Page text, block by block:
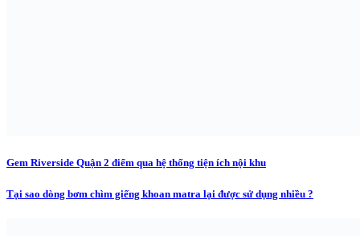
Gem Riverside Quận 2 điểm qua hệ thống tiện ích nội khu
Tại sao dòng bơm chìm giếng khoan matra lại được sử dụng nhiều ?